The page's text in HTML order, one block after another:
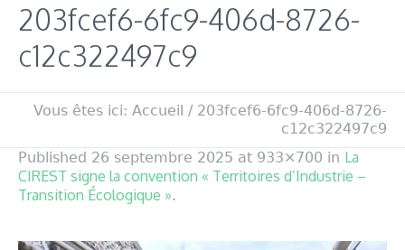
203fcef6-6fc9-406d-8726-
c12c322497c9
Vous êtes ici: Accueil / 203fcef6-6fc9-406d-8726-
c12c322497c9
Published 26 septembre 2025 at 933×700 in La
CIREST signe la convention « Territoires d’Industrie –
Transition Écologique ».